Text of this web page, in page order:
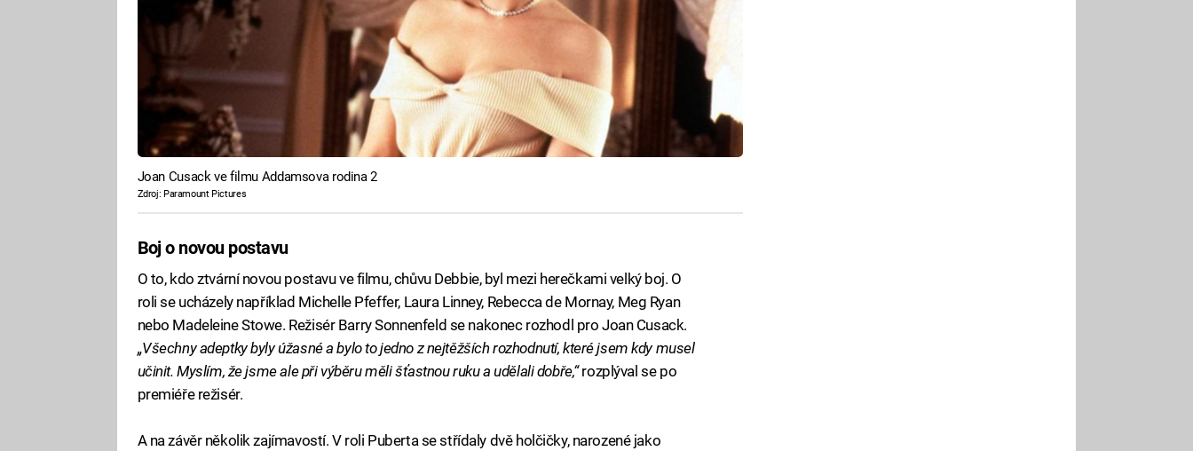
Joan Cusack ve filmu Addamsova rodina 2
Zdroj: Paramount Pictures
Boj o novou postavu
O to, kdo ztvární novou postavu ve filmu, chůvu Debbie, byl mezi herečkami velký boj. O
roli se ucházely například Michelle Pfeffer, Laura Linney, Rebecca de Mornay, Meg Ryan
nebo Madeleine Stowe. Režisér Barry Sonnenfeld se nakonec rozhodl pro Joan Cusack.
„Všechny adeptky byly úžasné a bylo to jedno z nejtěžších rozhodnutí, které jsem kdy musel
učinit. Myslím, že jsme ale při výběru měli šťastnou ruku a udělali dobře,“rozplýval se po
premiéře režisér.
A na závěr několik zajímavostí. V roli Puberta se střídaly dvě holčičky, narozené jako